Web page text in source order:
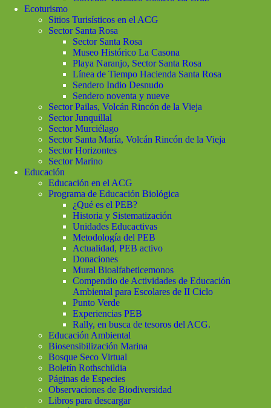
Ecoturismo
Sitios Turisísticos en el ACG
Sector Santa Rosa
Sector Santa Rosa
Museo Histórico La Casona
Playa Naranjo, Sector Santa Rosa
Línea de Tiempo Hacienda Santa Rosa
Sendero Indio Desnudo
Sendero noventa y nueve
Sector Pailas, Volcán Rincón de la Vieja
Sector Junquillal
Sector Murciélago
Sector Santa María, Volcán Rincón de la Vieja
Sector Horizontes
Sector Marino
Educación
Educación en el ACG
Programa de Educación Biológica
¿Qué es el PEB?
Historia y Sistematización
Unidades Educactivas
Metodología del PEB
Actualidad, PEB activo
Donaciones
Mural Bioalfabeticemonos
Compendio de Actividades de Educación
Ambiental para Escolares de II Ciclo
Punto Verde
Experiencias PEB
Rally, en busca de tesoros del ACG.
Educación Ambiental
Biosensibilización Marina
Bosque Seco Virtual
Boletín Rothschildia
Páginas de Especies
Observaciones de Biodiversidad
Libros para descargar